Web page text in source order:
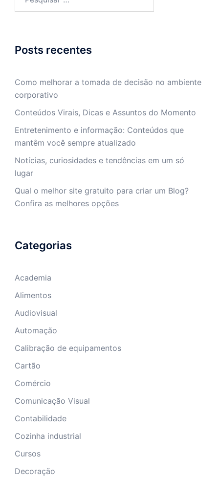
por:
Posts recentes
Como melhorar a tomada de decisão no ambiente
corporativo
Conteúdos Virais, Dicas e Assuntos do Momento
Entretenimento e informação: Conteúdos que
mantêm você sempre atualizado
Notícias, curiosidades e tendências em um só
lugar
Qual o melhor site gratuito para criar um Blog?
Confira as melhores opções
Categorias
Academia
Alimentos
Audiovisual
Automação
Calibração de equipamentos
Cartão
Comércio
Comunicação Visual
Contabilidade
Cozinha industrial
Cursos
Decoração